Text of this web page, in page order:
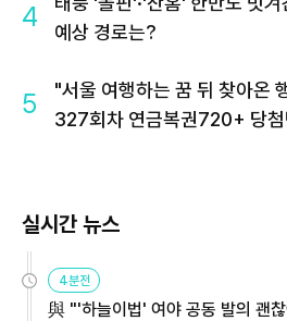
4
예상 경로는?
5
"서울 여행하는 꿈 뒤 찾아온
327회차 연금복권720+ 당첨
실시간 뉴스
4분전
與 "'하늘이법' 여야 공동 발의 괜